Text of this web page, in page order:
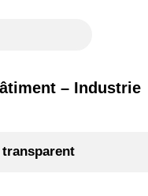
– Industrie
transparent